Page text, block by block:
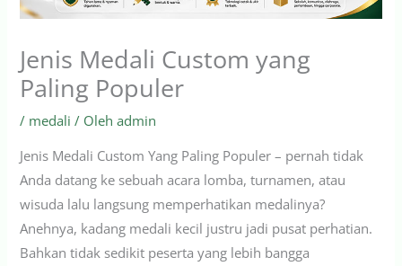
Jenis Medali Custom yang
Paling Populer
/ medali / Olehadmin
Jenis Medali Custom Yang Paling Populer – pernah tidak
Anda datang ke sebuah acara lomba, turnamen, atau
wisuda lalu langsung memperhatikan medalinya?
Anehnya, kadang medali kecil justru jadi pusat perhatian.
Bahkan tidak sedikit peserta yang lebih bangga